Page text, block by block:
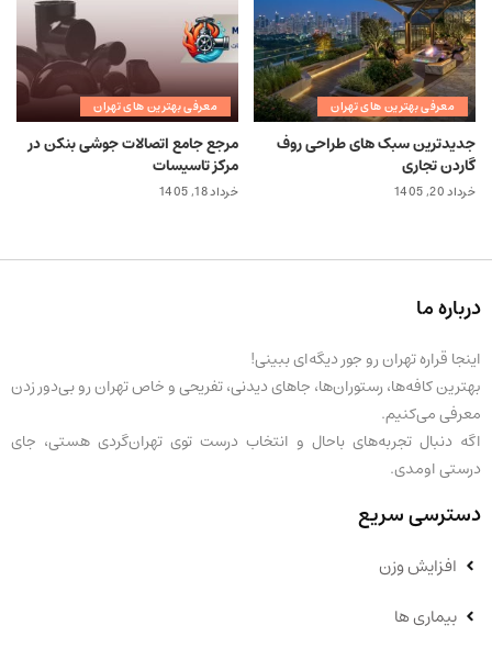
معرفی بهترین های تهران
جدیدترین سبک های طراحی روف
گاردن تجاری
خرداد 20, 1405
معرفی بهترین های تهران
مرجع جامع اتصالات جوشی بنکن در
مرکز تاسیسات
خرداد 18, 1405
درباره ما
اینجا قراره تهران رو جور دیگه‌ای ببینی!
بهترین کافه‌ها، رستوران‌ها، جاهای دیدنی، تفریحی و خاص تهران رو بی‌دور زدن
معرفی می‌کنیم.
اگه دنبال تجربه‌های باحال و انتخاب درست توی تهران‌گردی هستی، جای
درستی اومدی.
دسترسی سریع
افزایش وزن
بیماری ها